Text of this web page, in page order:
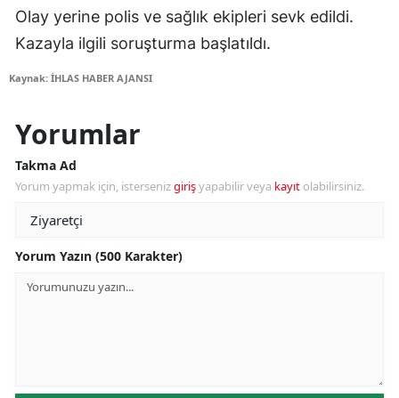
Olay yerine polis ve sağlık ekipleri sevk edildi.
Kazayla ilgili soruşturma başlatıldı.
Kaynak: İHLAS HABER AJANSI
Yorumlar
Takma Ad
Yorum yapmak için, istersenizgirişyapabilir veya kayıt olabilirsiniz.
Yorum Yazın (500 Karakter)